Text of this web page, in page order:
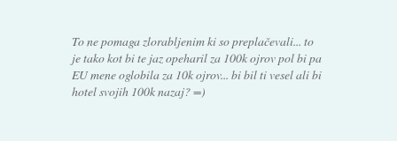
To ne pomaga zlorabljenim ki so preplačevali... to
je tako kot bi te jaz opeharil za 100k ojrov pol bi pa
EU mene oglobila za 10k ojrov... bi bil ti vesel ali bi
hotel svojih 100k nazaj? =)